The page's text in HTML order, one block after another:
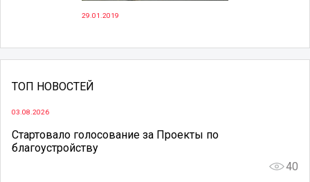
29.01.2019
ТОП НОВОСТЕЙ
03.08.2026
Стартовало голосование за Проекты по
благоустройству
40